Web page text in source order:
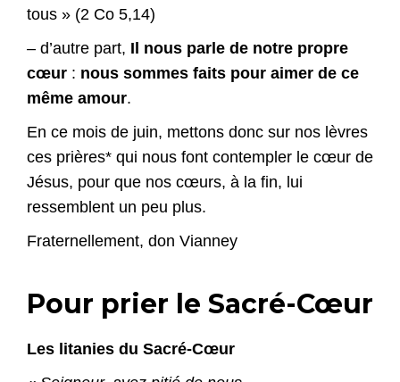
tous » (2 Co 5,14)
– d’autre part, Il nous parle de notre propre
cœur : nous sommes faits pour aimer de ce
même amour.
En ce mois de juin, mettons donc sur nos lèvres
ces prières* qui nous font contempler le cœur de
Jésus, pour que nos cœurs, à la fin, lui
ressemblent un peu plus.
Fraternellement, don Vianney
Pour prier le Sacré-Cœur
Les litanies du Sacré-Cœur